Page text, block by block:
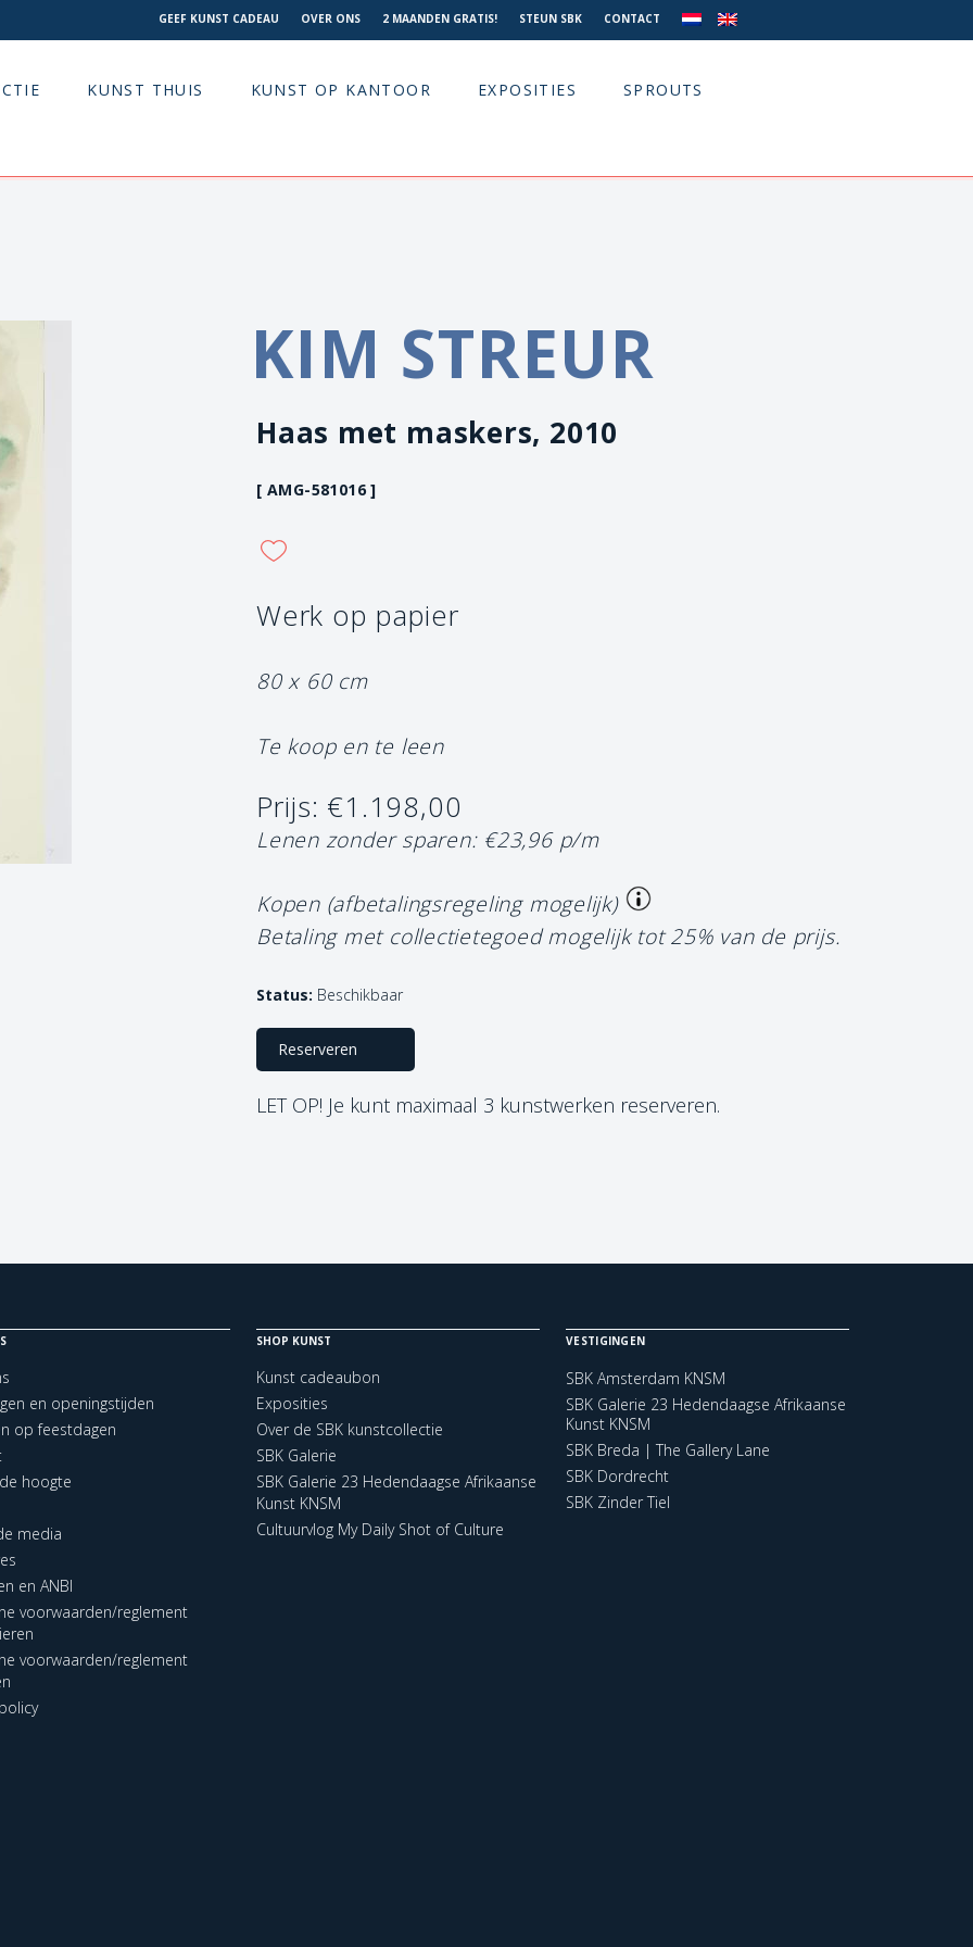
GEEF KUNST CADEAU OVER ONS 2 MAANDEN GRATIS! STEUN SBK CONTACT
KUNST THUIS KUNST OP KANTOOR EXPOSITIES SPROUTS
KIM STREUR
Haas met maskers, 2010
[ AMG-581016 ]
Werk op papier
80 x 60 cm
Te koop en te leen
Prijs: €1.198,00
Lenen zonder sparen: €23,96 p/m
Kopen (afbetalingsregeling mogelijk)
Betaling met collectietegoed mogelijk tot 25% van de prijs.
Status: Beschikbaar
Reserveren
LET OP! Je kunt maximaal 3 kunstwerken reserveren.
en openingstijden
op feestdagen
hoogte
media
en ANBI
voorwaarden/reglement
voorwaarden/reglement
SHOP KUNST
Kunst cadeaubon
Exposities
Over de SBK kunstcollectie
SBK Galerie
SBK Galerie 23 Hedendaagse Afrikaanse
Kunst KNSM
Cultuurvlog My Daily Shot of Culture
VESTIGINGEN
SBK Amsterdam KNSM
SBK Galerie 23 Hedendaagse Afrikaanse
Kunst KNSM
SBK Breda | The Gallery Lane
SBK Dordrecht
SBK Zinder Tiel